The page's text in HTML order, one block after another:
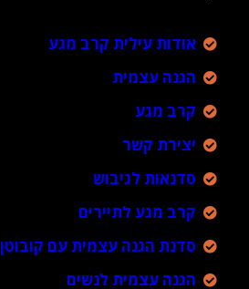
אודות עילית קרב מגע
הגנה עצמית
קרב מגע
יצירת קשר
סדנאות לגיבוש
קרב מגע לתיירים
סדנת הגנה עצמית עם קובוטן
הגנה עצמית לנשים